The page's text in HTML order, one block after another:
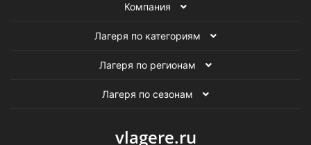
Компания
Лагеря по категориям
Лагеря по регионам
Лагеря по сезонам
vlagere.ru